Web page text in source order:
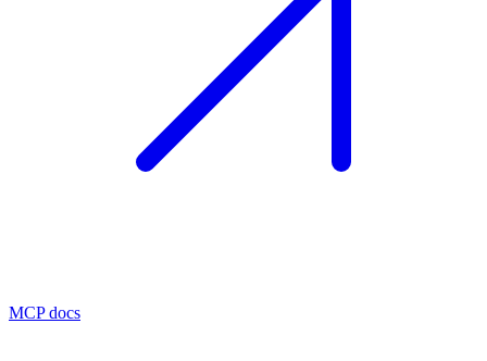
MCP docs